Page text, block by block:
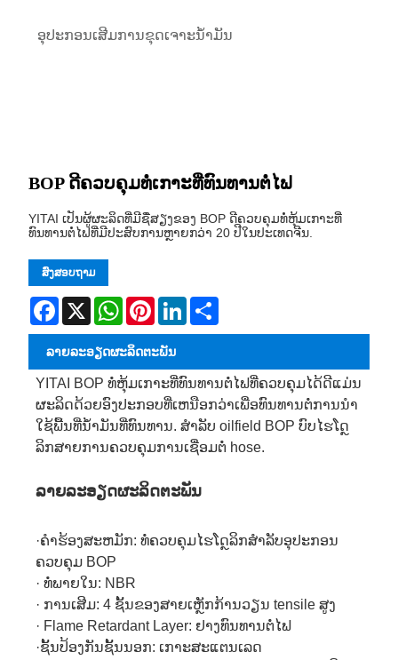
ອຸປະກອນເສີມການຂຸດເຈາະນ້ໍາມັນ
BOP ດີຄວບຄຸມທໍ່ເກາະທີ່ທົນທານຕໍ່ໄຟ
YITAI ເປັນຜູ້ຜະລິດທີ່ມີຊື່ສຽງຂອງ BOP ດີຄວບຄຸມທໍ່ຫຸ້ມເກາະທີ່
ທົນທານຕໍ່ໄຟທີ່ມີປະສົບການຫຼາຍກວ່າ 20 ປີໃນປະເທດຈີນ.
ສົ່ງສອບຖາມ
Facebook
X WhatsAppPinterestLinkedIn
ລາຍ​ລະ​ອຽດ​ຜະ​ລິດ​ຕະ​ພັນ
YITAI BOP ທໍ່ຫຸ້ມເກາະທີ່ທົນທານຕໍ່ໄຟທີ່ຄວບຄຸມໄດ້ດີແມ່ນ
ຜະລິດດ້ວຍອົງປະກອບທີ່ເຫນືອກວ່າເພື່ອທົນທານຕໍ່ການນໍາ
ໃຊ້ພື້ນທີ່ນ້ໍາມັນທີ່ທົນທານ. ສໍາລັບ oilfield BOP ບົບໄຮໂດຼ
ລິກສາຍການຄວບຄຸມການເຊື່ອມຕໍ່ hose.
ລາຍລະອຽດຜະລິດຕະພັນ
·ຄໍາຮ້ອງສະຫມັກ: ທໍ່ຄວບຄຸມໄຮໂດຼລິກສໍາລັບອຸປະກອນ
ຄວບຄຸມ BOP
· ທໍ່ພາຍໃນ: NBR
· ການເສີມ: 4 ຊັ້ນຂອງສາຍເຫຼັກກ້ານວຽນ tensile ສູງ
· Flame Retardant Layer: ຢາງທົນທານຕໍ່ໄຟ
·ຊັ້ນປ້ອງກັນຊັ້ນນອກ: ເກາະສະແຕນເລດ